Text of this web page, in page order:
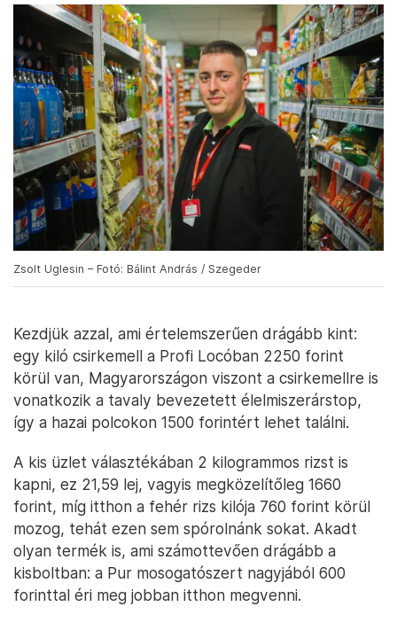
Zsolt Uglesin – Fotó: Bálint András / Szegeder
Kezdjük azzal, ami értelemszerűen drágább kint:
egy kiló csirkemell a Profi Locóban 2250 forint
körül van, Magyarországon viszont a csirkemellre is
vonatkozik a tavaly bevezetett élelmiszerárstop,
így a hazai polcokon 1500 forintért lehet találni.
A kis üzlet választékában 2 kilogrammos rizst is
kapni, ez 21,59 lej, vagyis megközelítőleg 1660
forint, míg itthon a fehér rizs kilója 760 forint körül
mozog, tehát ezen sem spórolnánk sokat. Akadt
olyan termék is, ami számottevően drágább a
kisboltban: a Pur mosogatószert nagyjából 600
forinttal éri meg jobban itthon megvenni.